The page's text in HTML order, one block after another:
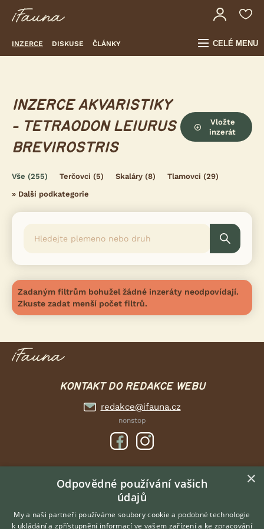
INZERCE DISKUSE ČLÁNKY CELÉ MENU
INZERCE AKVARISTIKY
- TETRAODON LEIURUS
BREVIROSTRIS
Vložte
inzerát
Vše (255) Terčovci (5) Skaláry (8) Tlamovci (29)
» Další podkategorie
Zadaným filtrům bohužel žádné inzeráty neodpovídají.
Zkuste zadat menší počet filtrů.
KONTAKT DO REDAKCE WEBU
redakce@ifauna.cz
nonstop
DOMOVSKÁ STRÁNKA
INZERCE
DISKUSE
ČLÁNKY
×
Odpovědné používání vašich
údajů
My a naši partneři používáme soubory cookie a podobné technologie
k ukládání a zpřístupnění informací ve vašem zařízení a ke zpracování